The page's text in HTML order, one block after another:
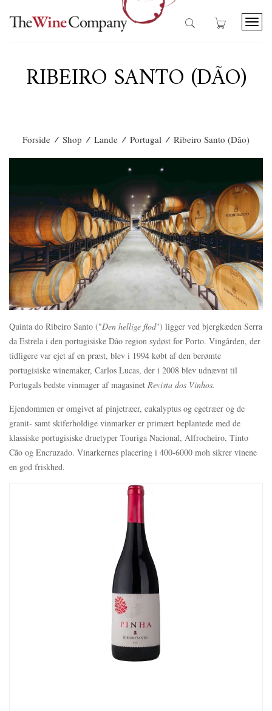
T
a
i
o
RIBEIRO SANTO (DÃO)
Forside / Shop / Lande / Portugal / Ribeiro Santo (Dão)
Quinta do Ribeiro Santo ("Den hellige flod") ligger ved bjergkæden Serra
da Estrela i den portugisiske Dão region sydøst for Porto. Vingården, der
tidligere var ejet af en præst, blev i 1994 købt af den berømte
portugisiske winemaker, Carlos Lucas, der i 2008 blev udnævnt til
Portugals bedste vinmager af magasinet Revista dos Vinhos.
Ejendommen er omgivet af pinjetræer, eukalyptus og egetræer og de
granit- samt skiferholdige vinmarker er primært beplantede med de
klassiske portugisiske druetyper Touriga Nacional, Alfrocheiro, Tinto
Cão og Encruzado. Vinarkernes placering i 400-6000 moh sikrer vinene
en god friskhed.